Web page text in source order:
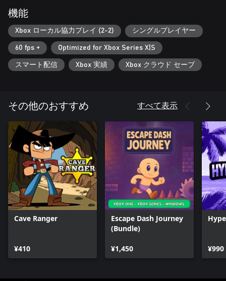
機能
Xbox ローカル協力プレイ (2-2) シングルプレイヤー
60 fps + Optimized for Xbox Series X|S
スマート配信 Xbox 実績 Xbox クラウド セーブ
その他のおすすめ すべて表示
Cave Ranger
¥410
Escape Dash Journey
(Bundle)
¥1,450 ¥990